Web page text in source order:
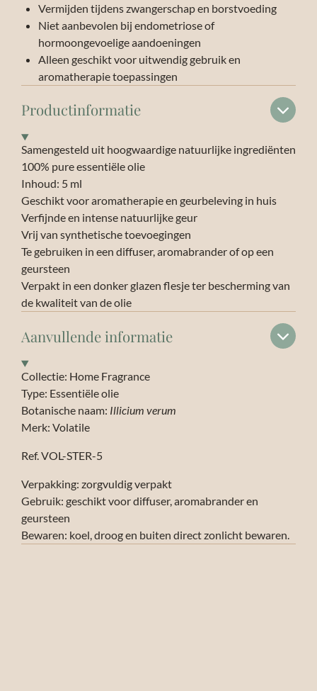
Vermijden tijdens zwangerschap en borstvoeding
Niet aanbevolen bij endometriose of
hormoongevoelige aandoeningen
Alleen geschikt voor uitwendig gebruik en
aromatherapie toepassingen
Productinformatie
Samengesteld uit hoogwaardige natuurlijke ingrediënten
100% pure essentiële olie
Inhoud: 5 ml
Geschikt voor aromatherapie en geurbeleving in huis
Verfijnde en intense natuurlijke geur
Vrij van synthetische toevoegingen
Te gebruiken in een diffuser, aromabrander of op een
geursteen
Verpakt in een donker glazen flesje ter bescherming van
de kwaliteit van de olie
Aanvullende informatie
Collectie: Home Fragrance
Type: Essentiële olie
Botanische naam: Illicium verum
Merk: Volatile
Ref. VOL-STER-5
Verpakking: zorgvuldig verpakt
Gebruik: geschikt voor diffuser, aromabrander en
geursteen
Bewaren: koel, droog en buiten direct zonlicht bewaren.